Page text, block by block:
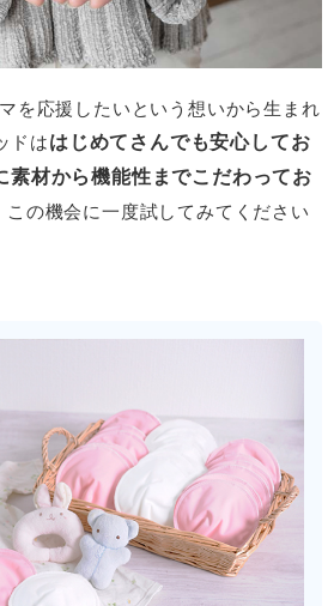
を応援したいという想いから生まれ
ドははじめてさんでも安心してお
素材から機能性までこだわってお
この機会に一度試してみてください